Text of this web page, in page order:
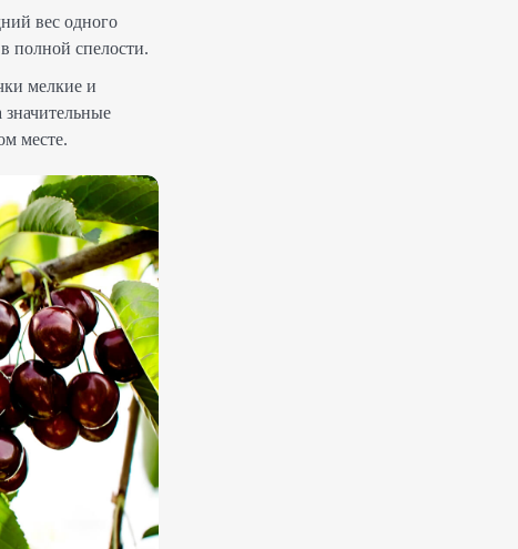
вес одного
полной спелости.
мелкие и
значительные
месте.